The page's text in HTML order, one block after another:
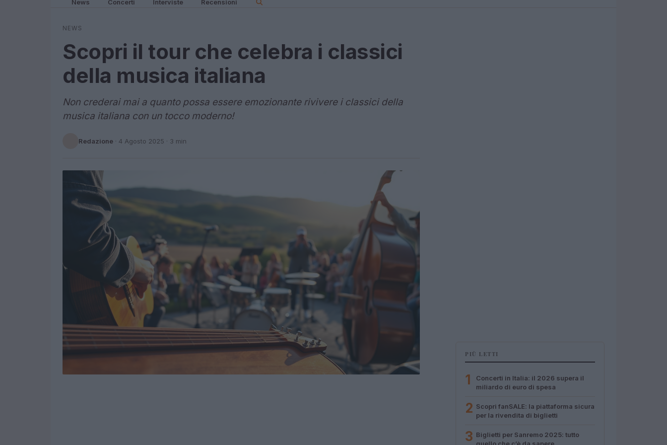
News Concerti Interviste Recensioni
NEWS
Scopri il tour che celebra i classici
della musica italiana
Non crederai mai a quanto possa essere emozionante rivivere i classici della
musica italiana con un tocco moderno!
Redazione · 4 Agosto 2025 · 3 min
PIÙ LETTI
1
Concerti in Italia: il 2026 supera il
miliardo di euro di spesa
2 Scopri fanSALE: la piattaforma sicura
per la rivendita di biglietti
3 Biglietti per Sanremo 2025: tutto